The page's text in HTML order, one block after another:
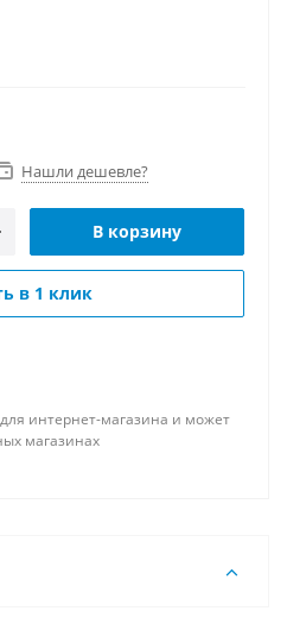
Нашли дешевле?
В корзину
в 1 клик
интернет-магазина и может
магазинах